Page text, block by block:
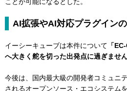
AI拡張やAI対応プラグイン
イーシーキューブは本件について 「
へ大きく舵を切った出発点に過ぎません
今後は、国内最大級の開発者コミュニ
されるオープンソース・エコシステム